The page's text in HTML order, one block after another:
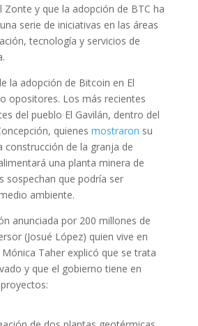
y que la adopción de BTC ha
serie de iniciativas en las áreas
tecnología y servicios de
la adopción de Bitcoin en El
opositores. Los más recientes
del pueblo El Gavilán, dentro del
quienes mostraron su
construcción de la granja de
una planta minera de
sospechan que podría ser
ambiente.
anunciada por 200 millones de
(Josué López) quien vive en
Mónica Taher explicó que se trata
y que el gobierno tiene en